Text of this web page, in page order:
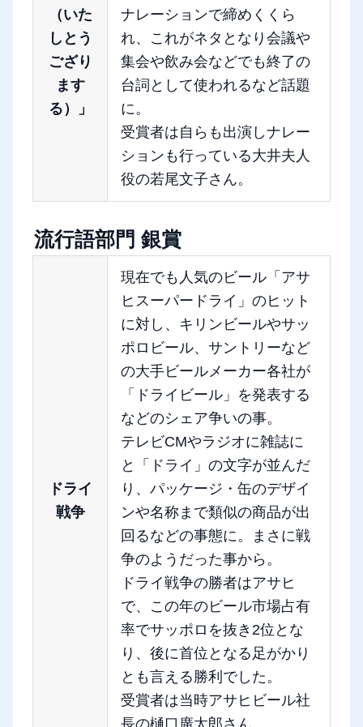
（いた
しとう
ござり
ます
る）」
ナレーションで締めくくら
れ、これがネタとなり会議や
集会や飲み会などでも終了の
台詞として使われるなど話題
に。
受賞者は自らも出演しナレー
ションも行っている大井夫人
役の若尾文子さん。
流行語部門 銀賞
ドライ
戦争
現在でも人気のビール「アサ
ヒスーパードライ」のヒット
に対し、キリンビールやサッ
ポロビール、サントリーなど
の大手ビールメーカー各社が
「ドライビール」を発表する
などのシェア争いの事。
テレビCMやラジオに雑誌に
と「ドライ」の文字が並んだ
り、パッケージ・缶のデザイ
ンや名称まで類似の商品が出
回るなどの事態に。まさに戦
争のようだった事から。
ドライ戦争の勝者はアサヒ
で、この年のビール市場占有
率でサッポロを抜き2位とな
り、後に首位となる足がかり
とも言える勝利でした。
受賞者は当時アサヒビール社
長の樋口廣太郎さん。